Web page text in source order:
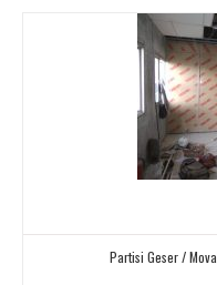
Partisi Geser /